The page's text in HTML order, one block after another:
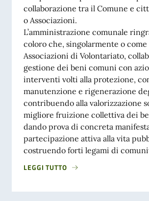
collaborazione tra il Comune e
o Associazioni.
L’amministrazione comunale
coloro che, singolarmente o
Associazioni di Volontariato,
gestione dei beni comuni con
interventi volti alla protezione,
manutenzione e rigenerazione
contribuendo alla valorizzazione
migliore fruizione collettiva dei
dando prova di concreta
partecipazione attiva alla vita
costruendo forti legami di
LEGGI TUTTO